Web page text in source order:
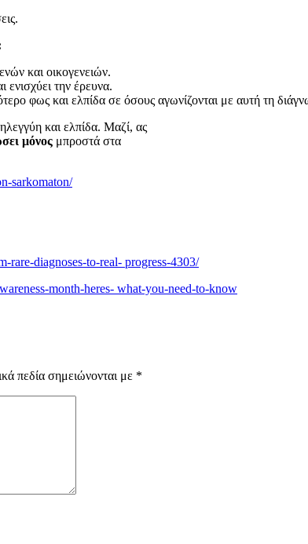
και οικογενειών.
ενισχύει την έρευνα.
φως και ελπίδα σε όσους αγωνίζονται με αυτή τη
και ελπίδα. Μαζί, ας
μόνος μπροστά στα
sarkomaton/
rare-diagnoses-to-real- progress-4303/
month-heres- what-you-need-to-know
πεδία σημειώνονται με *